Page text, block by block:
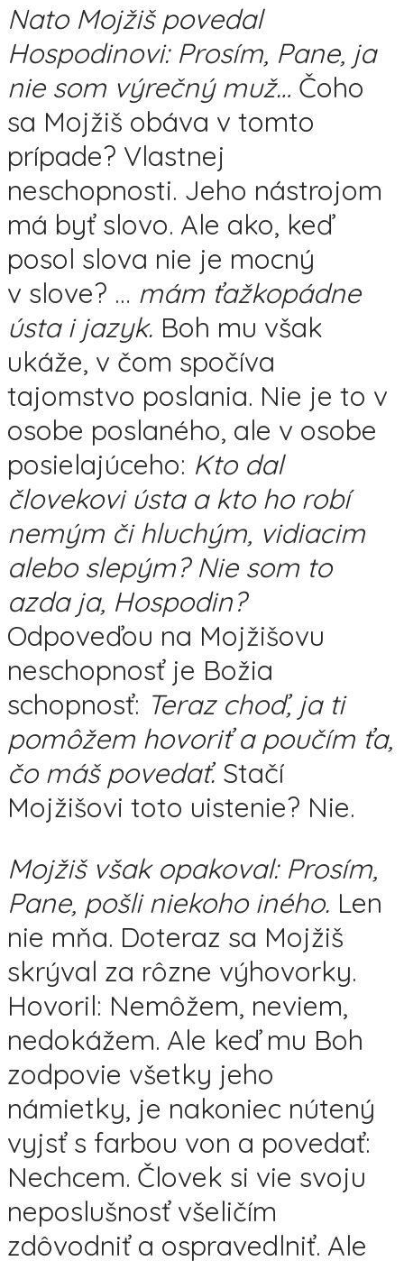
Nato Mojžiš povedal
Hospodinovi: Prosím, Pane, ja
nie som výrečný muž… Čoho
sa Mojžiš obáva v tomto
prípade? Vlastnej
neschopnosti. Jeho nástrojom
má byť slovo. Ale ako, keď
posol slova nie je mocný
v slove? … mám ťažkopádne
ústa i jazyk. Boh mu však
ukáže, v čom spočíva
tajomstvo poslania. Nie je to v
osobe poslaného, ale v osobe
posielajúceho: Kto dal
človekovi ústa a kto ho robí
nemým či hluchým, vidiacim
alebo slepým? Nie som to
azda ja, Hospodin?
Odpoveďou na Mojžišovu
neschopnosť je Božia
schopnosť: Teraz choď, ja ti
pomôžem hovoriť a poučím ťa,
čo máš povedať. Stačí
Mojžišovi toto uistenie? Nie.
Mojžiš však opakoval: Prosím,
Pane, pošli niekoho iného. Len
nie mňa. Doteraz sa Mojžiš
skrýval za rôzne výhovorky.
Hovoril: Nemôžem, neviem,
nedokážem. Ale keď mu Boh
zodpovie všetky jeho
námietky, je nakoniec nútený
vyjsť s farbou von a povedať:
Nechcem. Človek si vie svoju
neposlušnosť všeličím
zdôvodniť a ospravedlniť. Ale